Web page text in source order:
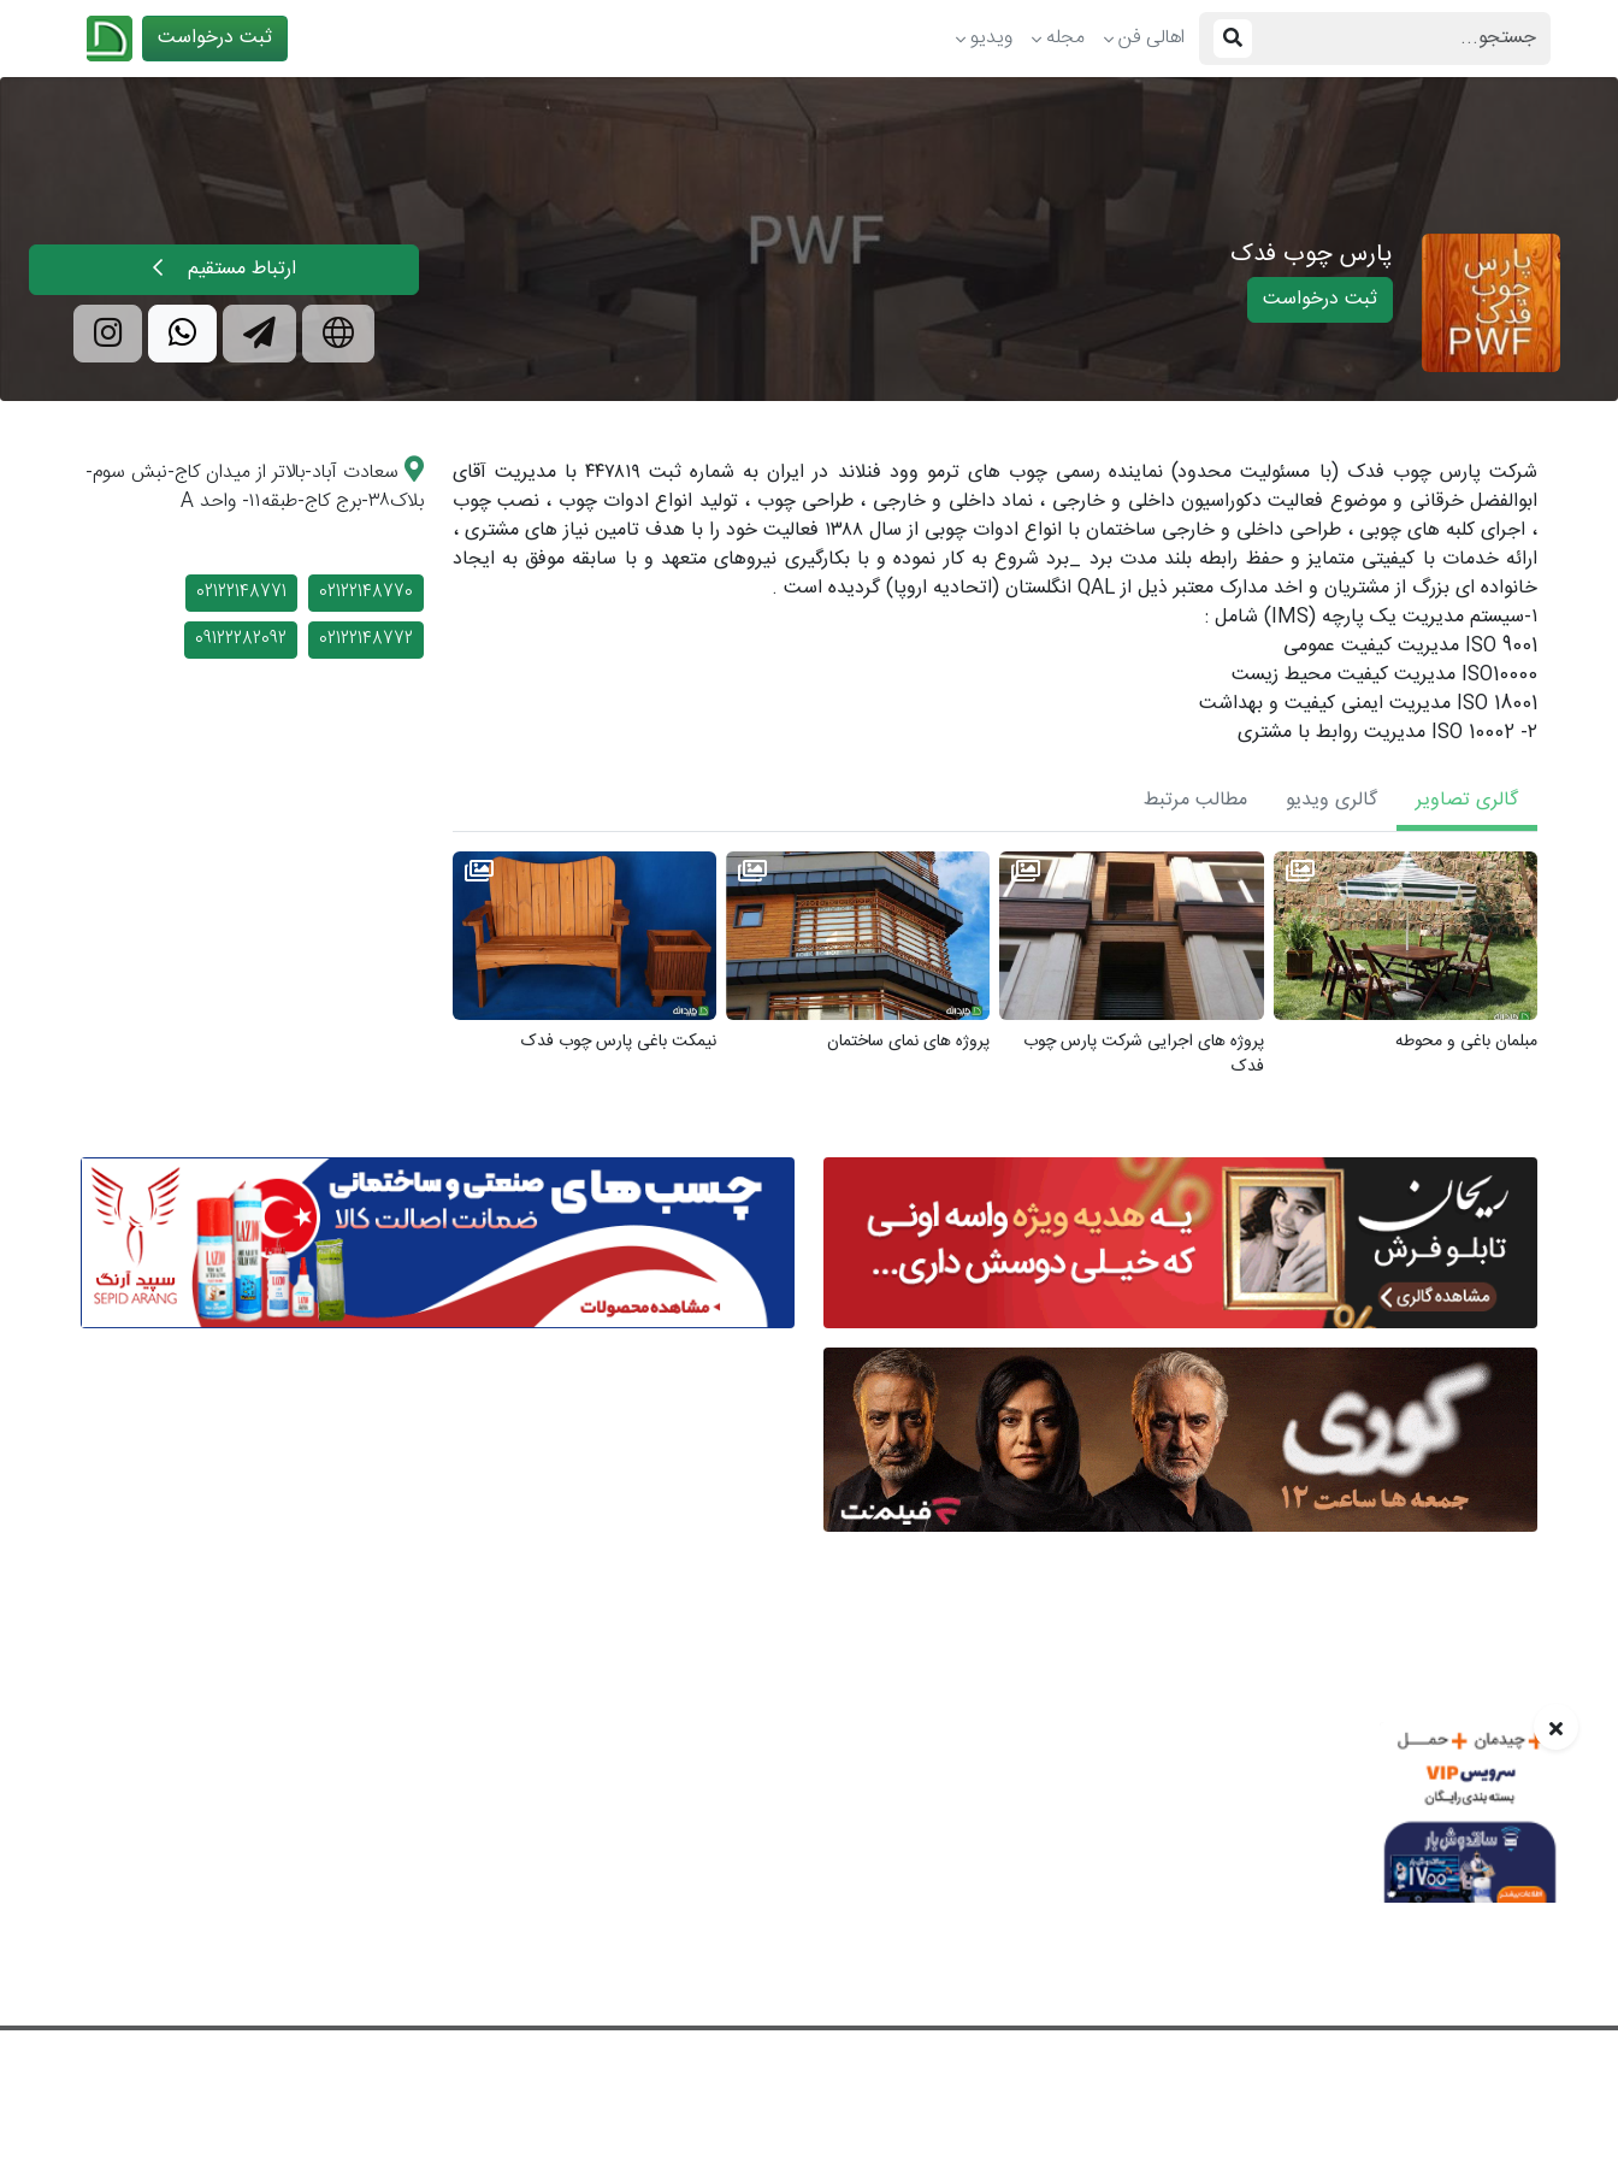
اهالی فن مجله ویدیو ثبت درخواست
چیدانه
پارس چوب فدک
ثبت درخواست
ارتباط مستقیم
شرکت پارس چوب فدک (با مسئولیت محدود) نماینده رسمی چوب های ترمو وود فنلاند در ایران به شماره ثبت ۴۴۷۸۱۹ با مدیریت آقای
ابوالفضل خرقانی و موضوع فعالیت دکوراسیون داخلی و خارجی ، نماد داخلی و خارجی ، طراحی چوب ، تولید انواع ادوات چوب ، نصب چوب
، اجرای کلبه های چوبی ، طراحی داخلی و خارجی ساختمان با انواع ادوات چوبی از سال ۱۳۸۸ فعالیت خود را با هدف تامین نیاز های مشتری ،
ارائه خدمات با کیفیتی متمایز و حفظ رابطه بلند مدت برد _برد شروع به کار نموده و با بکارگیری نیروهای متعهد و با سابقه موفق به ایجاد
خانواده ای بزرگ از مشتریان و اخد مدارک معتبر ذیل از QAL انگلستان (اتحادیه اروپا) گردیده است .
۱-سیستم مدیریت یک پارچه (IMS) شامل :
ISO 9001 مدیریت کیفیت عمومی
ISO10000 مدیریت کیفیت محیط زیست
ISO 18001 مدیریت ایمنی کیفیت و بهداشت
۲- ISO 10002 مدیریت روابط با مشتری
گالری تصاویر گالری ویدیو مطالب مرتبط
مبلمان باغی و محوطه
پروژه های اجرایی شرکت پارس چوب
فدک
پروژه های نمای ساختمان نیمکت باغی پارس چوب فدک
سعادت آباد-بالاتر از میدان کاج-نبش سوم-
بلاک۳۸-برج کاج-طبقه۱۱- واحد A
02122148770
02122148771
02122148772
09122282092